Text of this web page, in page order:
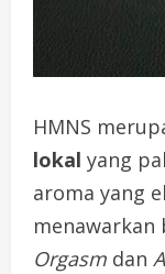
HMNS
lokal yang
aroma yang
Orgasm dan